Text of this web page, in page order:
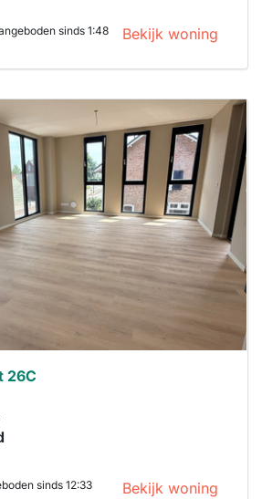
sinds 1:48 Bekijk woning
26C
sinds 12:33 Bekijk woning